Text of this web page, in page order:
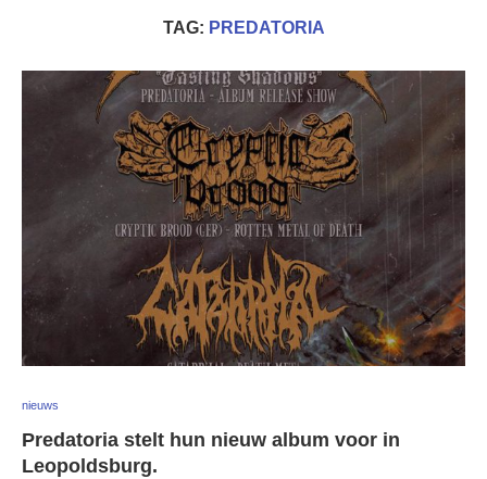
TAG: PREDATORIA
nieuws
Predatoria stelt hun nieuw album voor in
Leopoldsburg.